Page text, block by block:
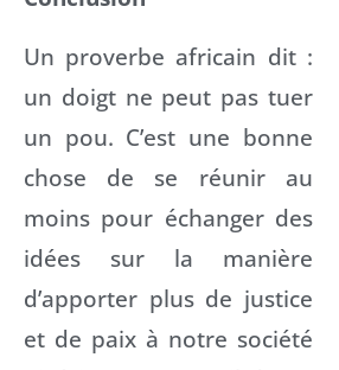
Un proverbe africain dit :
un doigt ne peut pas tuer
un pou. C’est une bonne
chose de se réunir au
moins pour échanger des
idées sur la manière
d’apporter plus de justice
et de paix à notre société